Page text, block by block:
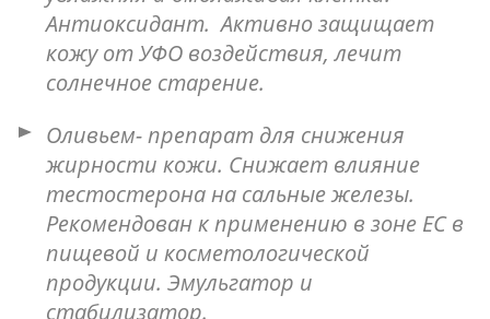
Антиоксидант. Активно защищает
кожу от УФО воздействия, лечит
солнечное старение.
Оливьем- препарат для снижения
жирности кожи. Снижает влияние
тестостерона на сальные железы.
Рекомендован к применению в зоне ЕС в
пищевой и косметологической
продукции. Эмульгатор и
стабилизатор.